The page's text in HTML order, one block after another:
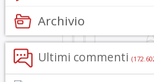
Archivio
Ultimi commenti